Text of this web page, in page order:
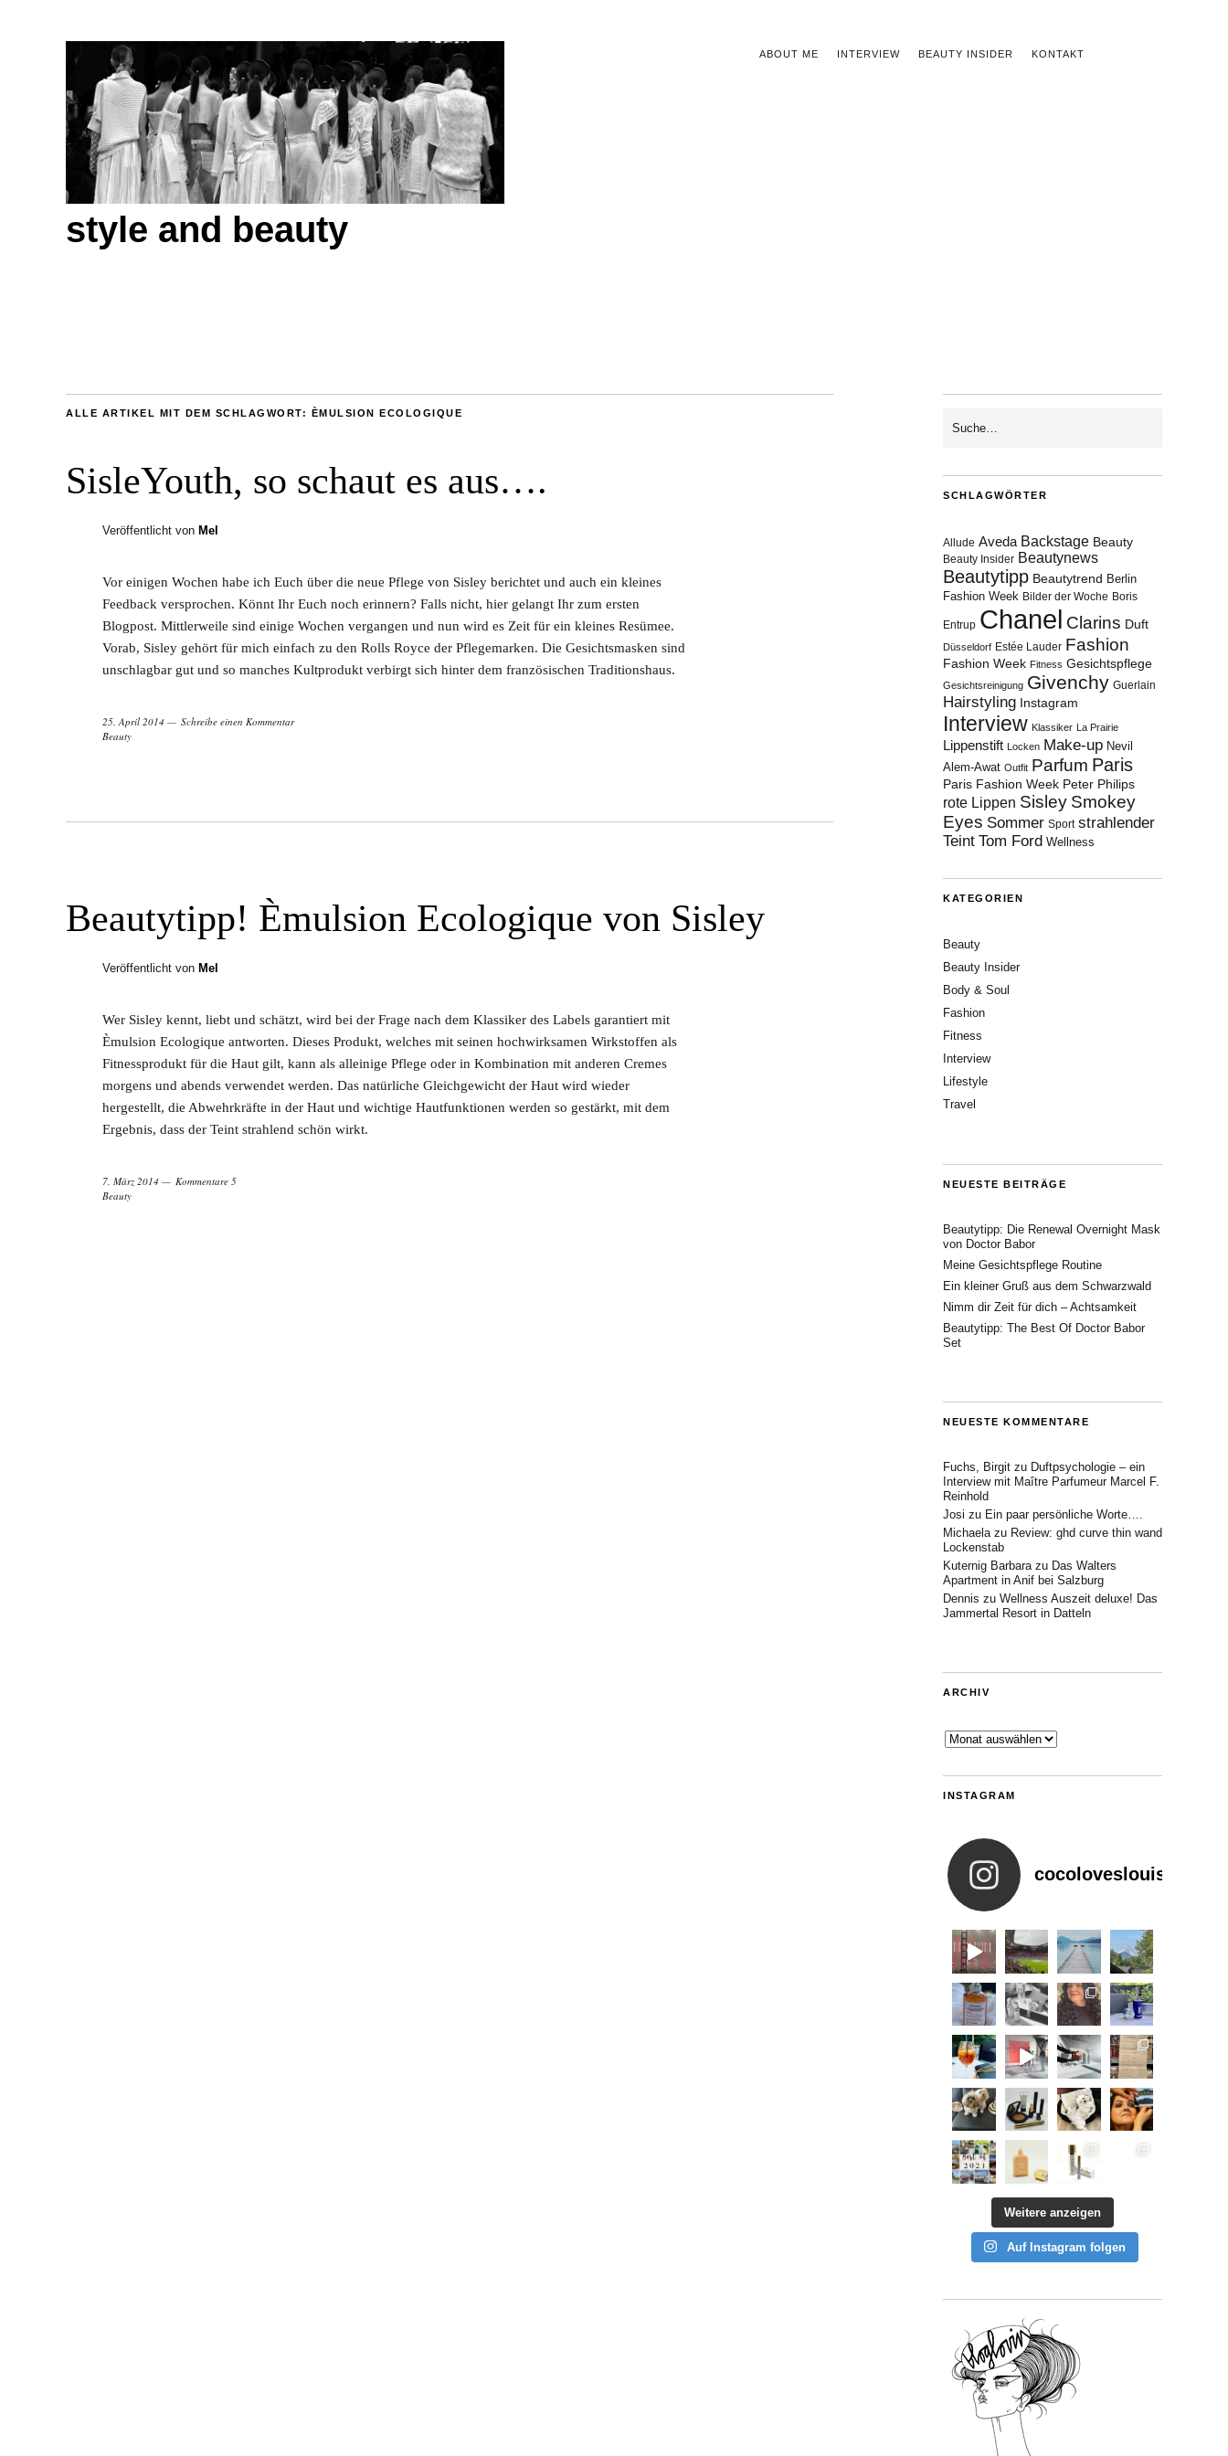
ABOUT ME INTERVIEW BEAUTY INSIDER KONTAKT
style and beauty
ALLE ARTIKEL MIT DEM SCHLAGWORT: ÈMULSION ECOLOGIQUE
SisleYouth, so schaut es aus….
Veröffentlicht von Mel
Vor einigen Wochen habe ich Euch über die neue Pflege von Sisley berichtet und auch ein kleines
Feedback versprochen. Könnt Ihr Euch noch erinnern? Falls nicht, hier gelangt Ihr zum ersten
Blogpost. Mittlerweile sind einige Wochen vergangen und nun wird es Zeit für ein kleines Resümee.
Vorab, Sisley gehört für mich einfach zu den Rolls Royce der Pflegemarken. Die Gesichtsmasken sind
unschlagbar gut und so manches Kultprodukt verbirgt sich hinter dem französischen Traditionshaus.
25. April 2014
Schreibe einen Kommentar
Beauty
Beautytipp! Èmulsion Ecologique von Sisley
Veröffentlicht von Mel
Wer Sisley kennt, liebt und schätzt, wird bei der Frage nach dem Klassiker des Labels garantiert mit
Èmulsion Ecologique antworten. Dieses Produkt, welches mit seinen hochwirksamen Wirkstoffen als
Fitnessprodukt für die Haut gilt, kann als alleinige Pflege oder in Kombination mit anderen Cremes
morgens und abends verwendet werden. Das natürliche Gleichgewicht der Haut wird wieder
hergestellt, die Abwehrkräfte in der Haut und wichtige Hautfunktionen werden so gestärkt, mit dem
Ergebnis, dass der Teint strahlend schön wirkt.
7. März 2014
Kommentare 5
Beauty
SCHLAGWÖRTER
Allude Aveda Backstage Beauty
Beauty Insider Beautynews
Beautytipp Beautytrend Berlin
Fashion Week Bilder der Woche Boris
Entrup Chanel Clarins Duft
Düsseldorf Estée Lauder Fashion
Fashion Week Fitness Gesichtspflege
Gesichtsreinigung Givenchy Guerlain
Hairstyling Instagram
Interview Klassiker La Prairie
Lippenstift Locken Make-up Nevil
Alem-Awat Outfit Parfum Paris
Paris Fashion Week Peter Philips
rote Lippen Sisley Smokey
Eyes Sommer Sport strahlender
Teint Tom Ford Wellness
KATEGORIEN
Beauty
Beauty Insider
Body & Soul
Fashion
Fitness
Interview
Lifestyle
Travel
NEUESTE BEITRÄGE
Beautytipp: Die Renewal Overnight Mask
von Doctor Babor
Meine Gesichtspflege Routine
Ein kleiner Gruß aus dem Schwarzwald
Nimm dir Zeit für dich – Achtsamkeit
Beautytipp: The Best Of Doctor Babor
Set
NEUESTE KOMMENTARE
Fuchs, Birgit zu Duftpsychologie – ein
Interview mit Maître Parfumeur Marcel F.
Reinhold
Josi zu Ein paar persönliche Worte….
Michaelazu Review: ghd curve thin wand
Lockenstab
Kuternig Barbarazu Das Walters
Apartment in Anif bei Salzburg
Dennis zu Wellness Auszeit deluxe! Das
Jammertal Resort in Datteln
ARCHIV
Archiv
INSTAGRAM
cocoloveslouis
Weitere anzeigen
Auf Instagram folgen